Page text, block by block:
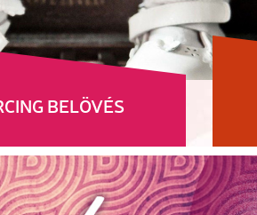
BELÖVÉS